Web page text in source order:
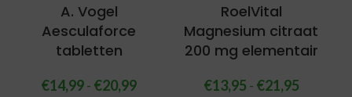
A. Vogel
Aesculaforce
tabletten
€14,99- €20,99
RoelVital
Magnesium citraat
200 mg elementair
€13,95 - €21,95